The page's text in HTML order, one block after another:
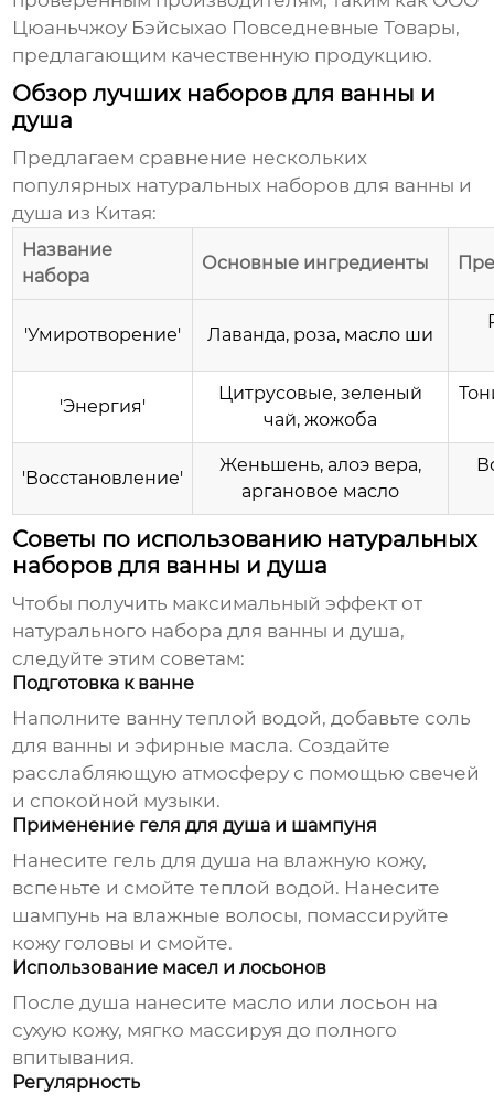
Цюаньчжоу Бэйсыхао Повседневные Товары,
предлагающим качественную продукцию.
Обзор лучших наборов для ванны и
душа
Предлагаем сравнение нескольких
популярных натуральных наборов для ванны и
душа из Китая:
Название
набора
Основные ингредиенты
'Умиротворение' Лаванда, роза, масло ши
'Энергия'
Цитрусовые, зеленый
чай, жожоба
'Восстановление'
Женьшень, алоэ вера,
аргановое масло
Советы по использованию натуральных
наборов для ванны и душа
Чтобы получить максимальный эффект от
натурального набора для ванны и душа,
следуйте этим советам:
Подготовка к ванне
Наполните ванну теплой водой, добавьте соль
для ванны и эфирные масла. Создайте
расслабляющую атмосферу с помощью свечей
и спокойной музыки.
Применение геля для душа и шампуня
Нанесите гель для душа на влажную кожу,
вспеньте и смойте теплой водой. Нанесите
шампунь на влажные волосы, помассируйте
кожу головы и смойте.
Использование масел и лосьонов
После душа нанесите масло или лосьон на
сухую кожу, мягко массируя до полного
впитывания.
Регулярность